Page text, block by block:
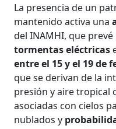
La presencia de un
mantenido activa una
del INAMHI, que prevé
tormentas eléctricas
entre el 15 y el 19 de
que se derivan de la
presión y aire tropical
asociadas con cielos
nublados y